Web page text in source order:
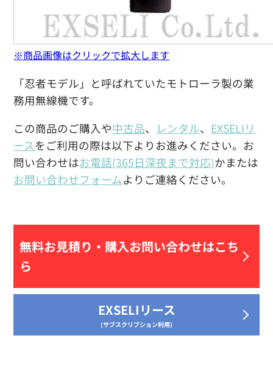
「忍者モデル」と呼ばれていたモトローラ製の業
務用無線機です。
この商品のご購入や中古品、 レンタル、 EXSELIリ
ース をご利用の際は以下よりお進みください。お
問い合わせはお電話(365日深夜まで対応)かまたは
お問い合わせフォームよりご連絡ください。
無料お見積り・ 購入お問い合わせはこち
ら
EXSELIリース
(サブスクリプション利用)
※商品画像はクリックで拡大します